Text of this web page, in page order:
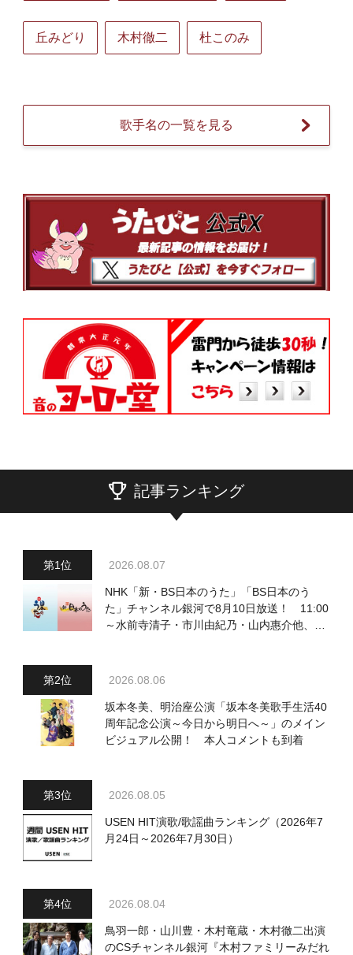
丘みどり 木村徹二 杜このみ
歌手名の一覧を見る
記事ランキング
2026.08.07
NHK「新・BS日本のうた」「BS日本のう
た」チャンネル銀河で8月10日放送！ 11:00
～水前寺清子・市川由紀乃・山内惠介他、
2026.08.06
坂本冬美、明治座公演「坂本冬美歌手生活40
周年記念公演～今日から明日へ～」のメイン
ビジュアル公開！ 本人コメントも到着
2026.08.05
USEN HIT演歌/歌謡曲ランキング（2026年7
月24日～2026年7月30日）
2026.08.04
鳥羽一郎・山川豊・木村竜蔵・木村徹二出演
のCSチャンネル銀河『木村ファミリーみだれ